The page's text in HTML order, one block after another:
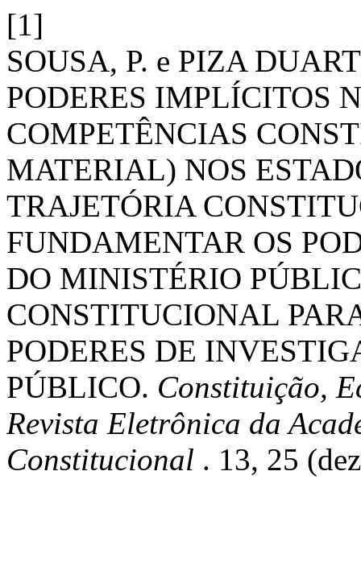
[1]
SOUSA, P. e PIZA
PODERES IMPLÍCITOS
COMPETÊNCIAS
MATERIAL) NOS
TRAJETÓRIA
FUNDAMENTAR OS
DO MINISTÉRIO
CONSTITUCIONAL
PODERES DE
PÚBLICO. Constituição,
Revista Eletrônica da
Constitucional . 13, 25